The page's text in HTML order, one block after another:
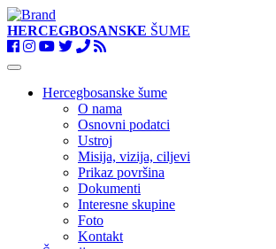
HERCEGBOSANSKE ŠUME
Toggle
navigationHercegbosanske šume
O nama
Osnovni podatci
Ustroj
Misija, vizija, ciljevi
Prikaz površina
Dokumenti
Interesne skupine
Foto
Kontakt